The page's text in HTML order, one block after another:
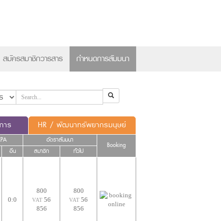
สมัครสมาชิกวารสาร กำหนดการสัมมนา
าร HR / พัฒนาทรัพยากรมนุษย์
อัตราสัมมนา
Booking
อื่น สมาชิก ทั่วไป
0:0
800
VAT 56
856
800
VAT 56
856